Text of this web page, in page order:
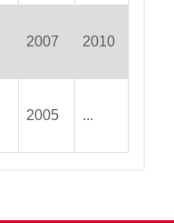
2007 2010
2005 ...